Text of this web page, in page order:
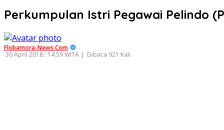
Perkumpulan Istri Pegawai Pelindo
Flobamora-News.Com
30 April 2018 : 14:59 WITA | Dibaca 921 Kali